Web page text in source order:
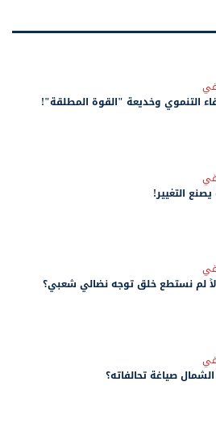
التنموي وخديعة "القوة المطلقة"!
يصنع التغيير!
لم نستطع خلق توجه نضالي شعبي؟
صياغة تحالفاته؟